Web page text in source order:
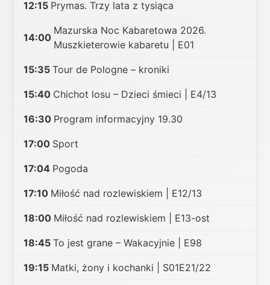
12:15 Prymas. Trzy lata z tysiąca
14:00
Mazurska Noc Kabaretowa 2026.
Muszkieterowie kabaretu | E01
15:35 Tour de Pologne – kroniki
15:40 Chichot losu – Dzieci śmieci | E4/13
16:30 Program informacyjny 19.30
17:00 Sport
17:04 Pogoda
17:10 Miłość nad rozlewiskiem | E12/13
18:00 Miłość nad rozlewiskiem | E13-ost
18:45 To jest grane – Wakacyjnie | E98
19:15 Matki, żony i kochanki | S01E21/22